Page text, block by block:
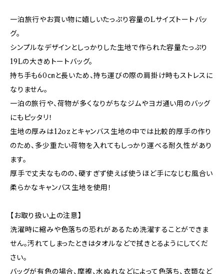
一泊旅行やお買い物に嬉しいたっぷり容量のLサイズトートバッ
グ。
シンプルなデザインとしっかりした生地で作られた容量たっぷり
19Lの大きめトートバッグ。
持ち手も60㎝と長いため、持ち運びの際の肩掛け時もストレスに
なりません。
一泊の旅行や、荷物が多くなりがちなジムやヨガ通い用のバッグ
にもピッタリ！
生地の厚みは12ozとキャンバス生地の中では比較的厚手の作り
のため、多少重たい荷物を入れてもしっかり運べる耐久性があり
ます。
厚手で丈夫なものの、硬すぎず使えば使うほど手になじむ風合い
柔らかなキャンバス生地を使用！
【お取り扱い上の注意】
洗濯時に縮みや色落ちの恐れがあるため洗濯することができま
せん。汚れてしまったときはタオルなどで拭きとるようにしてくだ
さい。
バッグが有色の場合、摩擦、水ぬれなどによって色落ち、衣類など